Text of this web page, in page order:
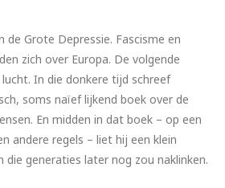
de Grote Depressie. Fascisme en
zich over Europa. De volgende
In die donkere tijd schreef
soms naïef lijkend boek over de
En midden in dat boek – op een
andere regels – liet hij een klein
die generaties later nog zou naklinken.